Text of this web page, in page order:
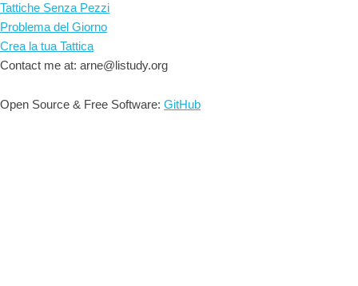
Tattiche Senza Pezzi
Problema del Giorno
Crea la tua Tattica
Contact me at: arne@listudy.org
Open Source & Free Software: GitHub